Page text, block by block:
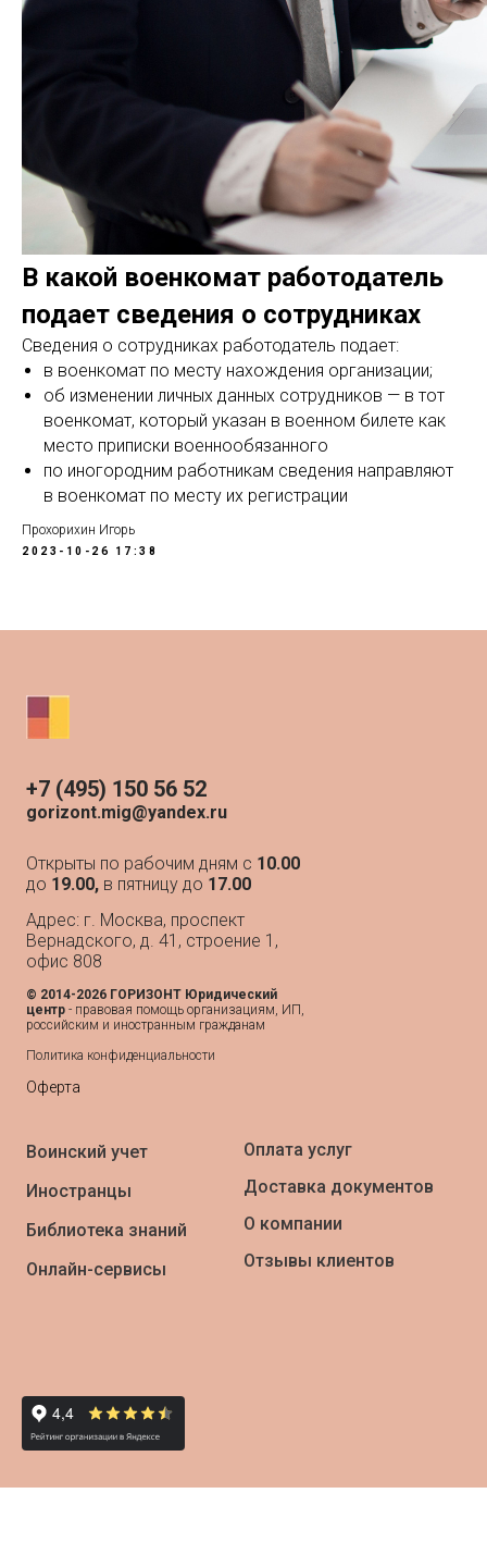
В какой военкомат работодатель
подает сведения о сотрудниках
Сведения о сотрудниках работодатель подает:
в военкомат по месту нахождения организации;
об изменении личных данных сотрудников — в тот
военкомат, который указан в военном билете как
место приписки военнообязанного
по иногородним работникам сведения направляют
в военкомат по месту их регистрации
Прохорихин Игорь
2023-10-26 17:38
+7 (495) 150 56 52
gorizont.mig@yandex.ru
Открыты по рабочим дням с 10.00
до 19.00, в пятницу до 17.00
Адрес: г. Москва, проспект
Вернадского, д. 41, строение 1,
офис 808
© 2014-2026 ГОРИЗОНТ Юридический
центр - правовая помощь организациям, ИП,
российским и иностранным гражданам
Политика конфиденциальности
Оферта
Воинский учет
Иностранцы
Библиотека знаний
Онлайн-сервисы
Оплата услуг
Доставка документов
О компании
Отзывы клиентов